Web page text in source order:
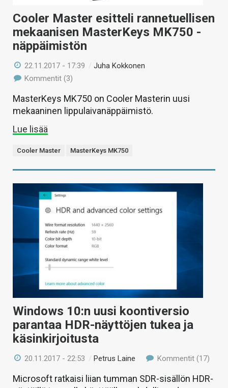
HAKU
Cooler Master esitteli rannetuellisen
mekaanisen MasterKeys MK750 -
näppäimistön
22.11.2017 - 17:39 /Juha Kokkonen
Kommentit (3)
MasterKeys MK750 on Cooler Masterin uusi
mekaaninen lippulaivanäppäimistö.
Lue lisää
Cooler Master MasterKeys MK750
Windows 10:n uusi koontiversio
parantaa HDR-näyttöjen tukea ja
käsinkirjoitusta
20.11.2017 - 22:53 /Petrus Laine Kommentit (17)
Microsoft ratkaisi liian tumman SDR-sisällön HDR-